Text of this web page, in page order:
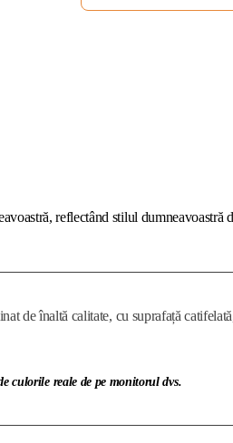
reflectând stilul dumneavoastră
de înaltă calitate, cu suprafață
culorile reale de pe monitorul dvs.